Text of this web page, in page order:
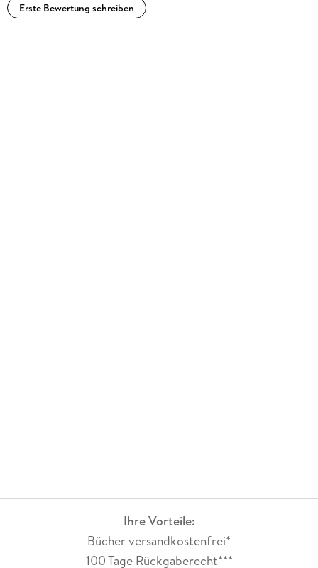
Erste Bewertung schreiben
Ihre Vorteile:
Bücher versandkostenfrei*
100 Tage Rückgaberecht***